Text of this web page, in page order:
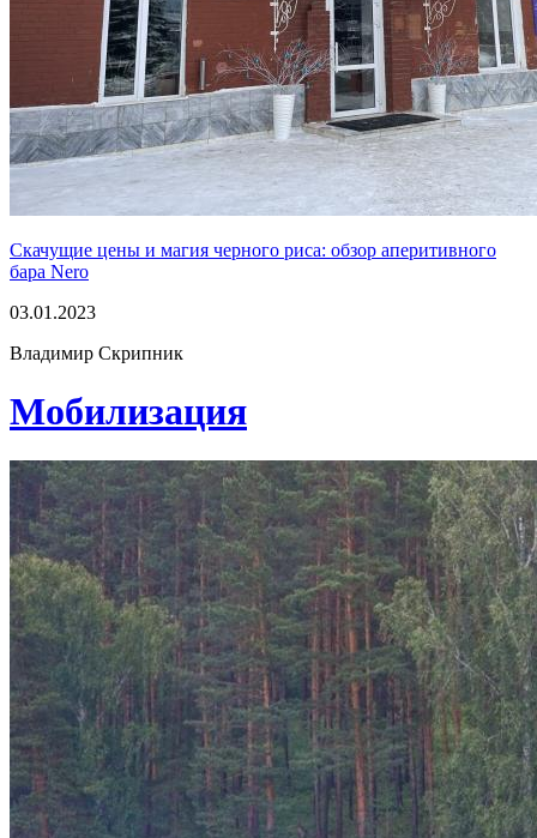
Скачущие цены и магия черного риса: обзор аперитивного
бара Nero
03.01.2023
Владимир Скрипник
Мобилизация